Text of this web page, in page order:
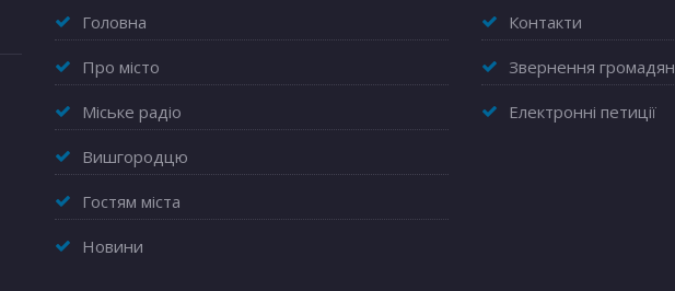
Головна
Про місто
Міське радіо
Вишгородцю
Гостям міста
Новини
Контакти
Звернення громадян
Електронні петиції